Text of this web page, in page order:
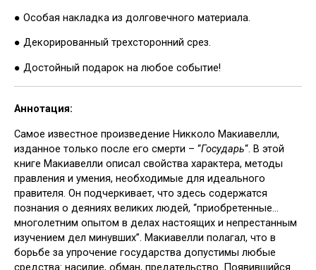
● Особая накладка из долговечного материала.
● Декорированный трехсторонний срез.
● Достойный подарок на любое событие!
Аннотация:
Самое известное произведение Никколо Макиавелли,
изданное только после его смерти – “Государь“. В этой
книге Макиавелли описал свойства характера, методы
правления и умения, необходимые для идеального
правителя. Он подчеркивает, что здесь содержатся
познания о деяниях великих людей, “приобретенные…
многолетним опытом в делах настоящих и непрестанным
изучением дел минувших”. Макиавелли полагал, что в
борьбе за упрочение государства допустимы любые
средства: насилие, обман, предательство. Появившийся